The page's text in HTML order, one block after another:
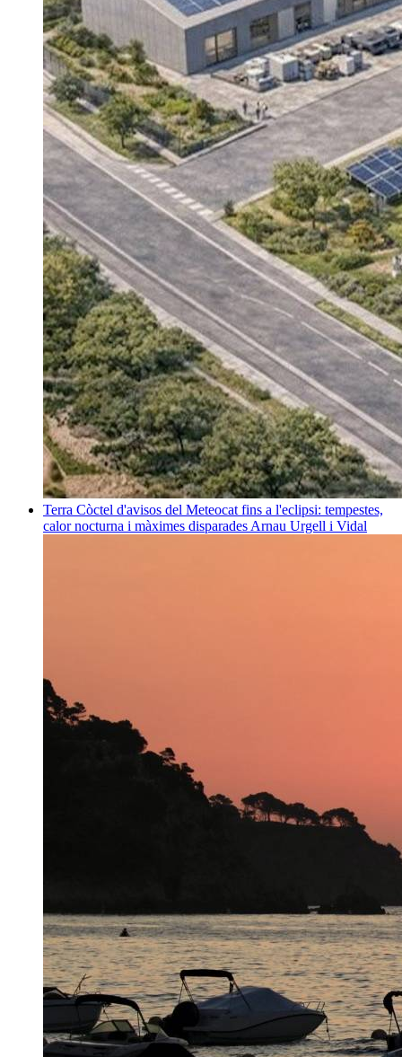
Terra Còctel d'avisos del Meteocat fins a l'eclipsi: tempestes,
calor nocturna i màximes disparades Arnau Urgell i Vidal